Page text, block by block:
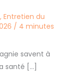
, Entretien du
/ 4 minutes
savent à
santé […]